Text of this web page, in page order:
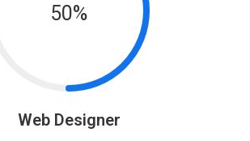
50%
Web Designer